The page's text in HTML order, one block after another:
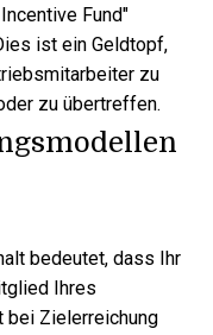
Fund"
ist ein Geldtopf,
zu
zu übertreffen.
bedeutet, dass Ihr
Ihres
bei Zielerreichung